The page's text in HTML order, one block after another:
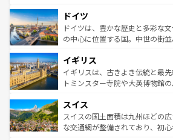
せる。地方によって風土や気候が
性で訪れる
ンテンツ一覧を参照してほしい。
で、幅広い魅力が詰まっている。
聖堂、美しいビーチ、そして豊
から魅了する。また、フランス
いる。シャンパンの発祥地である
香り高いラベンダー畑など、多
らに、パリ以外の地域にも魅力
れる地方に足を運ぶとそれぞれで
きるだろう。 なお、新着の
を参照してほしい。
ドイツ
ドイツは、豊かな歴史と多彩な
の中心に位置する国。中世の街
顔を持つこの国は、どこを歩いて
ルリンの文化的活気、バイエル
してライン川沿いのワイン畑と
は、お酒好きな人にはぜひ体験してほしい
ドイツ情報はコンテンツ一覧を
イギリス
イギリスは、古きよき伝統と最
トミンスター寺院や大英博物館
リアごとに異なる魅力がある。ま
ティー、ビール好きにはたまら
戦など、本場だからこそできる
スイス
スイスの国土面積は九州ほどの
な交通網が整備されており、初